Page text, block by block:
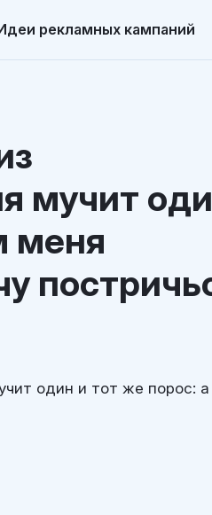
рекламных кампаний
мучит
меня
один и тот же порос: